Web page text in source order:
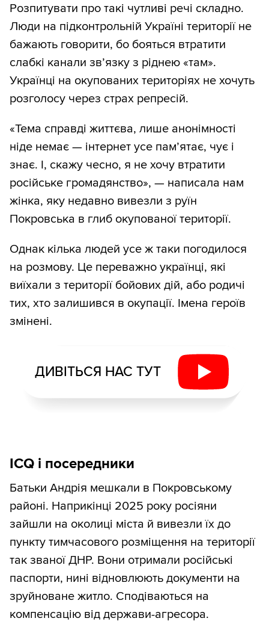
Розпитувати про такі чутливі речі складно.
Люди на підконтрольній Україні території не
бажають говорити, бо бояться втратити
слабкі канали зв’язку з ріднею «там».
Українці на окупованих територіях не хочуть
розголосу через страх репресій.
«Тема справді життєва, лише анонімності
ніде немає — інтернет усе пам’ятає, чує і
знає. І, скажу чесно, я не хочу втратити
російське громадянство», — написала нам
жінка, яку недавно вивезли з руїн
Покровська в глиб окупованої території.
Однак кілька людей усе ж таки погодилося
на розмову. Це переважно українці, які
виїхали з території бойових дій, або родичі
тих, хто залишився в окупації. Імена героїв
змінені.
ДИВІТЬСЯ НАС ТУТ
ICQ і посередники
Батьки Андрія мешкали в Покровському
районі. Наприкінці 2025 року росіяни
зайшли на околиці міста й вивезли їх до
пункту тимчасового розміщення на території
так званої ДНР. Вони отримали російські
паспорти, нині відновлюють документи на
зруйноване житло. Сподіваються на
компенсацію від держави-агресора.